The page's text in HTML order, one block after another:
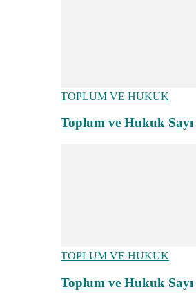
TOPLUM VE HUKUK
Toplum ve Hukuk Sayı
TOPLUM VE HUKUK
Toplum ve Hukuk Sayı